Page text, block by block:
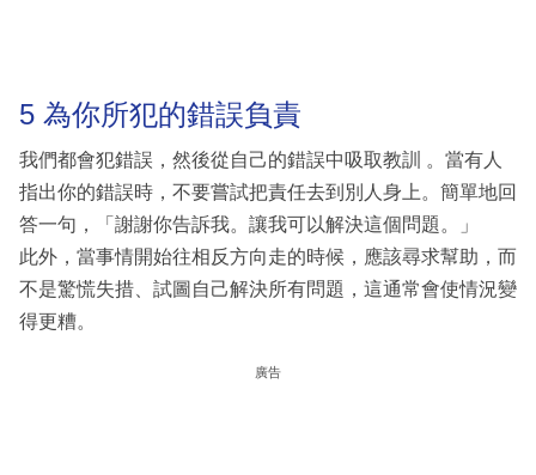
5 為你所犯的錯誤負責
我們都會犯錯誤，然後從自己的錯誤中吸取教訓 。當有人
指出你的錯誤時，不要嘗試把責任去到別人身上。簡單地回
答一句，「謝謝你告訴我。讓我可以解決這個問題。」
此外，當事情開始往相反方向走的時候，應該尋求幫助，而
不是驚慌失措、試圖自己解決所有問題，這通常會使情況變
得更糟。
廣告